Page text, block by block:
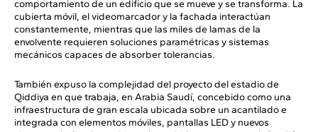
comportamiento de un edificio que se mueve y se transforma. La
cubierta móvil, el videomarcador y la fachada interactúan
constantemente, mientras que las miles de lamas de la
envolvente requieren soluciones paramétricas y sistemas
mecánicos capaces de absorber tolerancias.
También expuso la complejidad del proyecto del estadio de
Qiddiya en que trabaja, en Arabia Saudí, concebido como una
infraestructura de gran escala ubicada sobre un acantilado e
integrada con elementos móviles, pantallas LED y nuevos